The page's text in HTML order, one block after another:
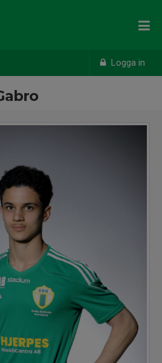
Logga in